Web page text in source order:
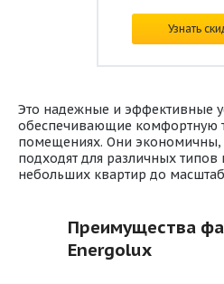
по запросу
Узнать
Это надежные и эффективные
обеспечивающие комфортную
помещениях. Они экономичны,
подходят для различных
небольших квартир до
Преимущества
Energolux